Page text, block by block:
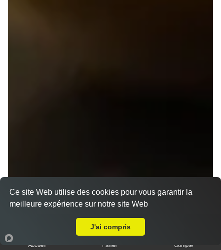
Accueil Panier Compte
Ce site Web utilise des cookies pour vous garantir la
meilleure expérience sur notre site Web
J'ai compris